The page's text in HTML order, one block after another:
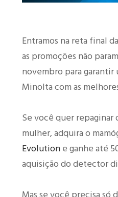
Entramos na reta final da
as promoções não
novembro para garantir
Minolta com as
Se você quer repaginar
mulher, adquira o
Evolutione ganhe até
aquisição do detector